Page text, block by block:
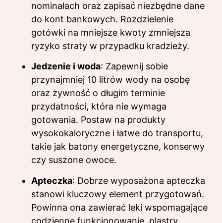
nominałach oraz zapisać niezbędne dane
do kont bankowych. Rozdzielenie
gotówki na mniejsze kwoty zmniejsza
ryzyko straty w przypadku kradzieży.
Jedzenie i woda: Zapewnij sobie
przynajmniej 10 litrów wody na osobę
oraz żywność o długim terminie
przydatności, która nie wymaga
gotowania. Postaw na produkty
wysokokaloryczne i łatwe do transportu,
takie jak batony energetyczne, konserwy
czy suszone owoce.
Apteczka: Dobrze wyposażona apteczka
stanowi kluczowy element przygotowań.
Powinna ona zawierać leki wspomagające
codzienne funkcjonowanie, plastry,